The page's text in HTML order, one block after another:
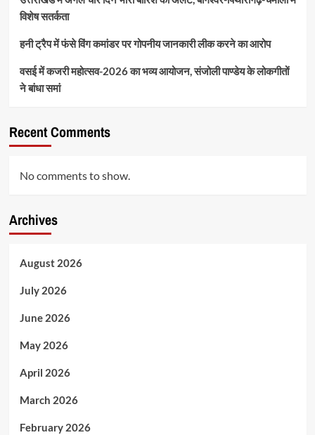
विशेष सतर्कता
हनी ट्रैप में फंसे विंग कमांडर पर गोपनीय जानकारी लीक करने का आरोप
वसई में कजरी महोत्सव-2026 का भव्य आयोजन, संजोली पाण्डेय के लोकगीतों
ने बांधा समां
Recent Comments
No comments to show.
Archives
August 2026
July 2026
June 2026
May 2026
April 2026
March 2026
February 2026